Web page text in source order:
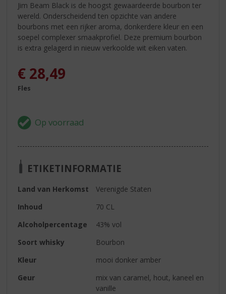
Jim Beam Black is de hoogst gewaardeerde bourbon ter
wereld. Onderscheidend ten opzichte van andere
bourbons met een rijker aroma, donkerdere kleur en een
soepel complexer smaakprofiel. Deze premium bourbon
is extra gelagerd in nieuw verkoolde wit eiken vaten.
€ 28,49
Fles
ETIKETINFORMATIE
Land van Herkomst
Verenigde Staten
Inhoud
70 CL
Alcoholpercentage
43% vol
Soort whisky
Bourbon
Kleur
mooi donker amber
Geur
mix van caramel, hout, kaneel en
vanille